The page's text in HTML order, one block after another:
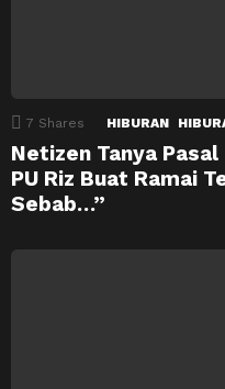
7 Shares HIBURAN
Netizen Tanya
PU Riz Buat Ramai
Sebab…”